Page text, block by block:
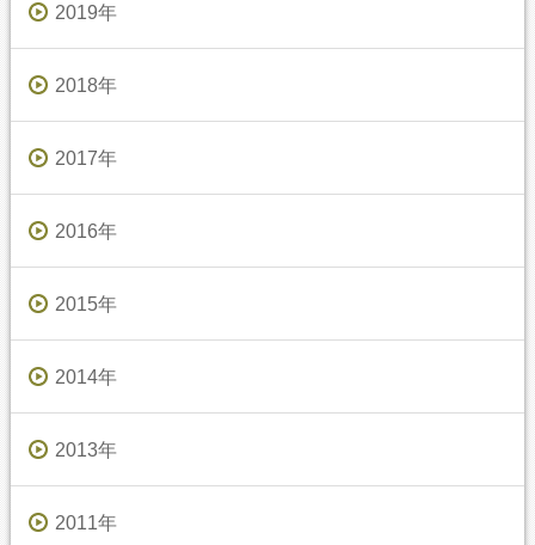
2019年
2018年
2017年
2016年
2015年
2014年
2013年
2011年